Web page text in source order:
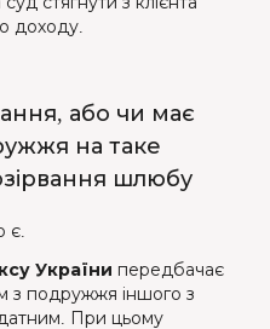
доходу.
або чи має
на таке
шлюбу
є.
України передбачає
з подружжя іншого з
При цьому